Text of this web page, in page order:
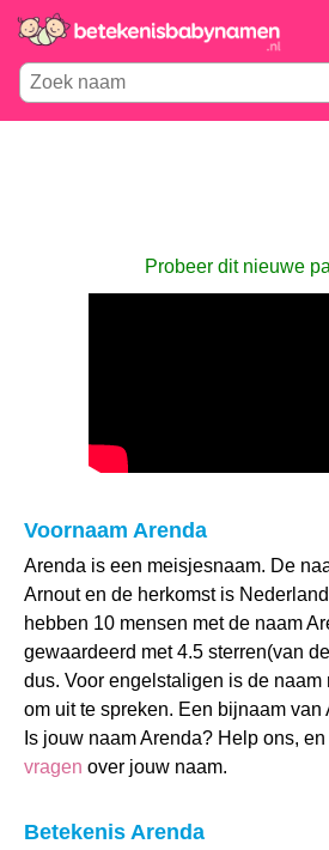
Probeer dit nieuwe
Voornaam Arenda
Arenda is een meisjesnaam. De
Arnout en de herkomst is
hebben 10 mensen met de naam
gewaardeerd met 4.5 sterren(van
dus. Voor engelstaligen is de
om uit te spreken. Een bijnaam van
Is jouw naam Arenda? Help ons,
vragen over jouw naam.
Betekenis Arenda